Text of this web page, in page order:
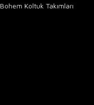
Bohem Koltuk Takımları